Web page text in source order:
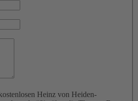
Heinz von Heiden-